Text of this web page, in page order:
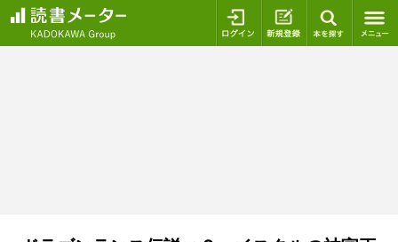
ログイン 新規登録